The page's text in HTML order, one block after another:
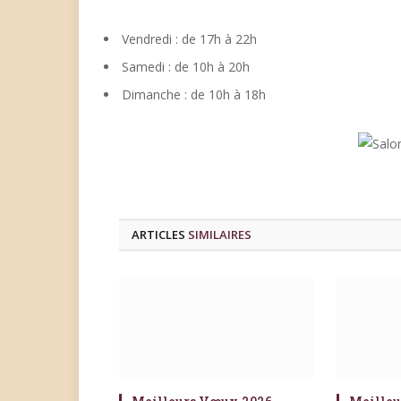
Vendredi : de 17h à 22h
Samedi : de 10h à 20h
Dimanche : de 10h à 18h
ARTICLES SIMILAIRES